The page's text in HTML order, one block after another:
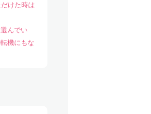
けた時は
んでい
機にもな